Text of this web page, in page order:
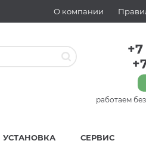
О компании
работаем
УСТАНОВКА СЕРВИС